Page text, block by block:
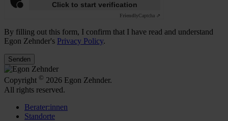
Click to start verification
FriendlyCaptcha ⇗
By filling out this form, I confirm that I have read and understand
Egon Zehnder's Privacy Policy.
Senden
Copyright © 2026 Egon Zehnder.
All rights reserved.
Berater:innen
Standorte